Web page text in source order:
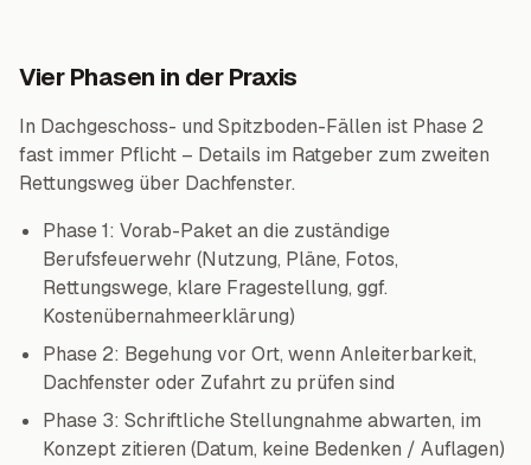
Vier Phasen in der Praxis
In Dachgeschoss- und Spitzboden-Fällen ist Phase 2
fast immer Pflicht – Details im Ratgeber zum zweiten
Rettungsweg über Dachfenster.
Phase 1: Vorab-Paket an die zuständige
Berufsfeuerwehr (Nutzung, Pläne, Fotos,
Rettungswege, klare Fragestellung, ggf.
Kostenübernahmeerklärung)
Phase 2: Begehung vor Ort, wenn Anleiterbarkeit,
Dachfenster oder Zufahrt zu prüfen sind
Phase 3: Schriftliche Stellungnahme abwarten, im
Konzept zitieren (Datum, keine Bedenken / Auflagen)